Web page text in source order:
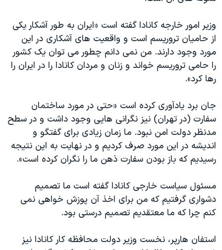
وزیر امور خارجه کانادا گفته است «ایران به طور آشکار یکی
از حامیان تروریسم است و واقعیت های آشکاری در این
مورد وجود دارند. من نمی دانم چطور می توان یک کشور
را حامی تروریسم خواند و زنان و مردان کانادا را در ایران را
رها کرد».
جان برد یادآوری کرده است «حتی در مورد ساختمان
سفارت (در تهران) نیز نگرانی هایی وجود داشت و در سطح
مدنظر دولت امن نبود. ما زمان زیادی برای گفتگو و
اندیشه در این مورد صرف کردیم و در نهایت به این نتیجه
رسیدیم که باز بودن سفارت ذهن ما را نگران کرده است».
مسئول سیاست خارجی کانادا گفته است ما تصمیم
دشواری گرفتیم که من برای اخذ آن پوزش خواهی نمی
کنم چرا که ما معتقدیم تصمیم درستی بود.
استفان هارپر، نخست وزیر دولت محافظه کار کانادا نیز